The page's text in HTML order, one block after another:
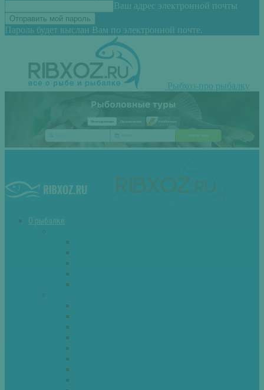
Ваш адрес электронной почты
Пароль будет выслан Вам по электронной почте.
Рыбхоз-про рыбалку
О рыбалке